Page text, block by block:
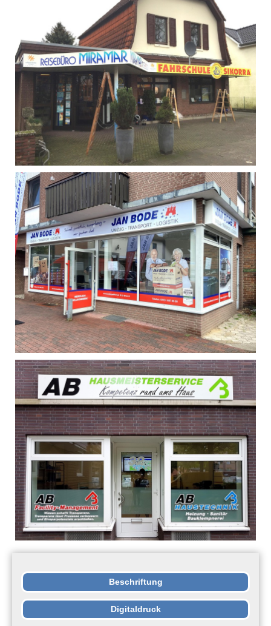
Beschriftung
Digitaldruck